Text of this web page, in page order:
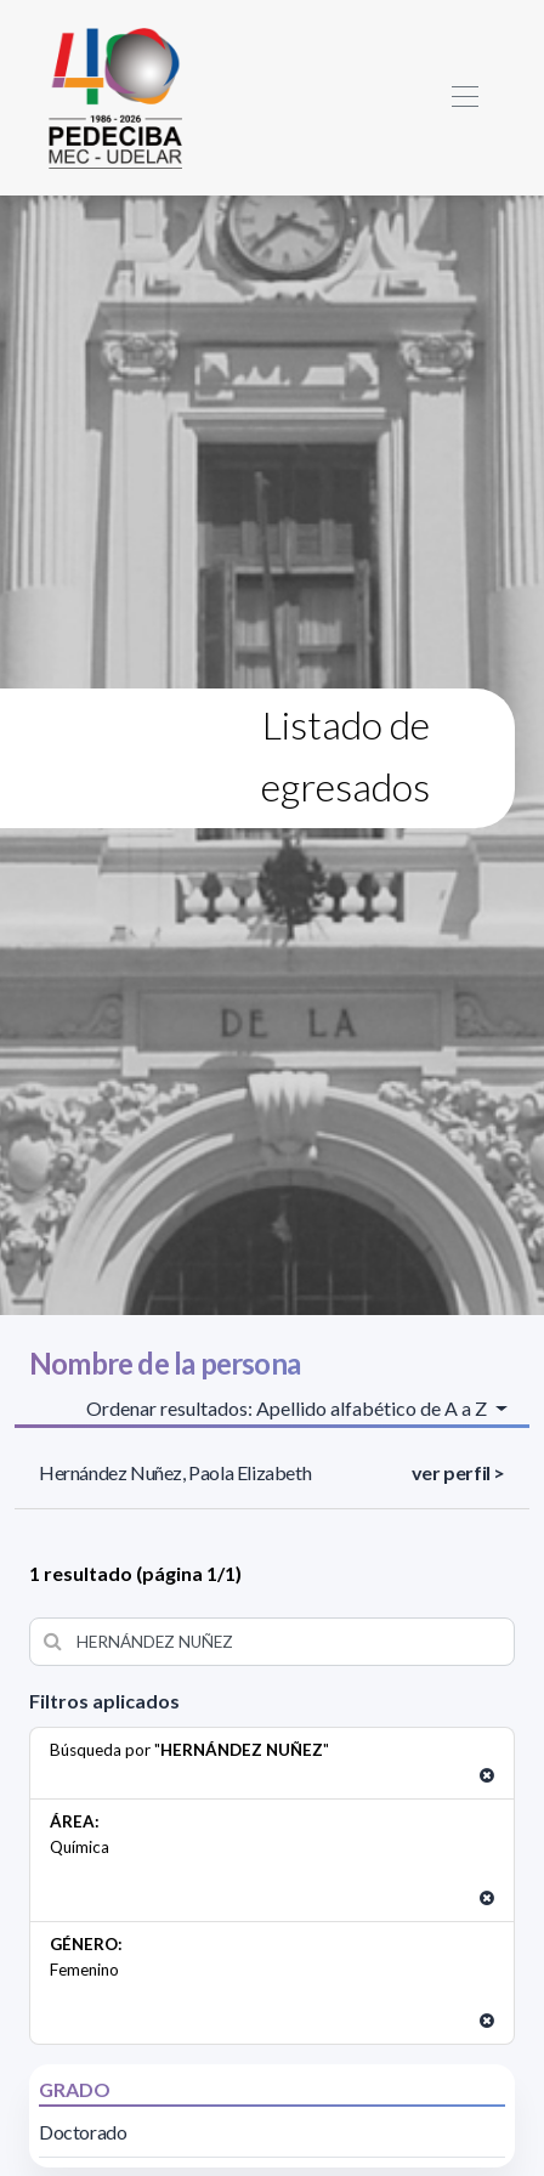
Listado de
egresados
Filtros aplicados
Búsqueda por "HERNÁNDEZ NUÑEZ"
ÁREA:
Química
GÉNERO:
Femenino
GRADO
Doctorado
Nombre de la persona
Ordenar resultados: Apellido alfabético de A a Z
Hernández Nuñez, Paola Elizabeth ver perfil >
1 resultado (página 1/1)